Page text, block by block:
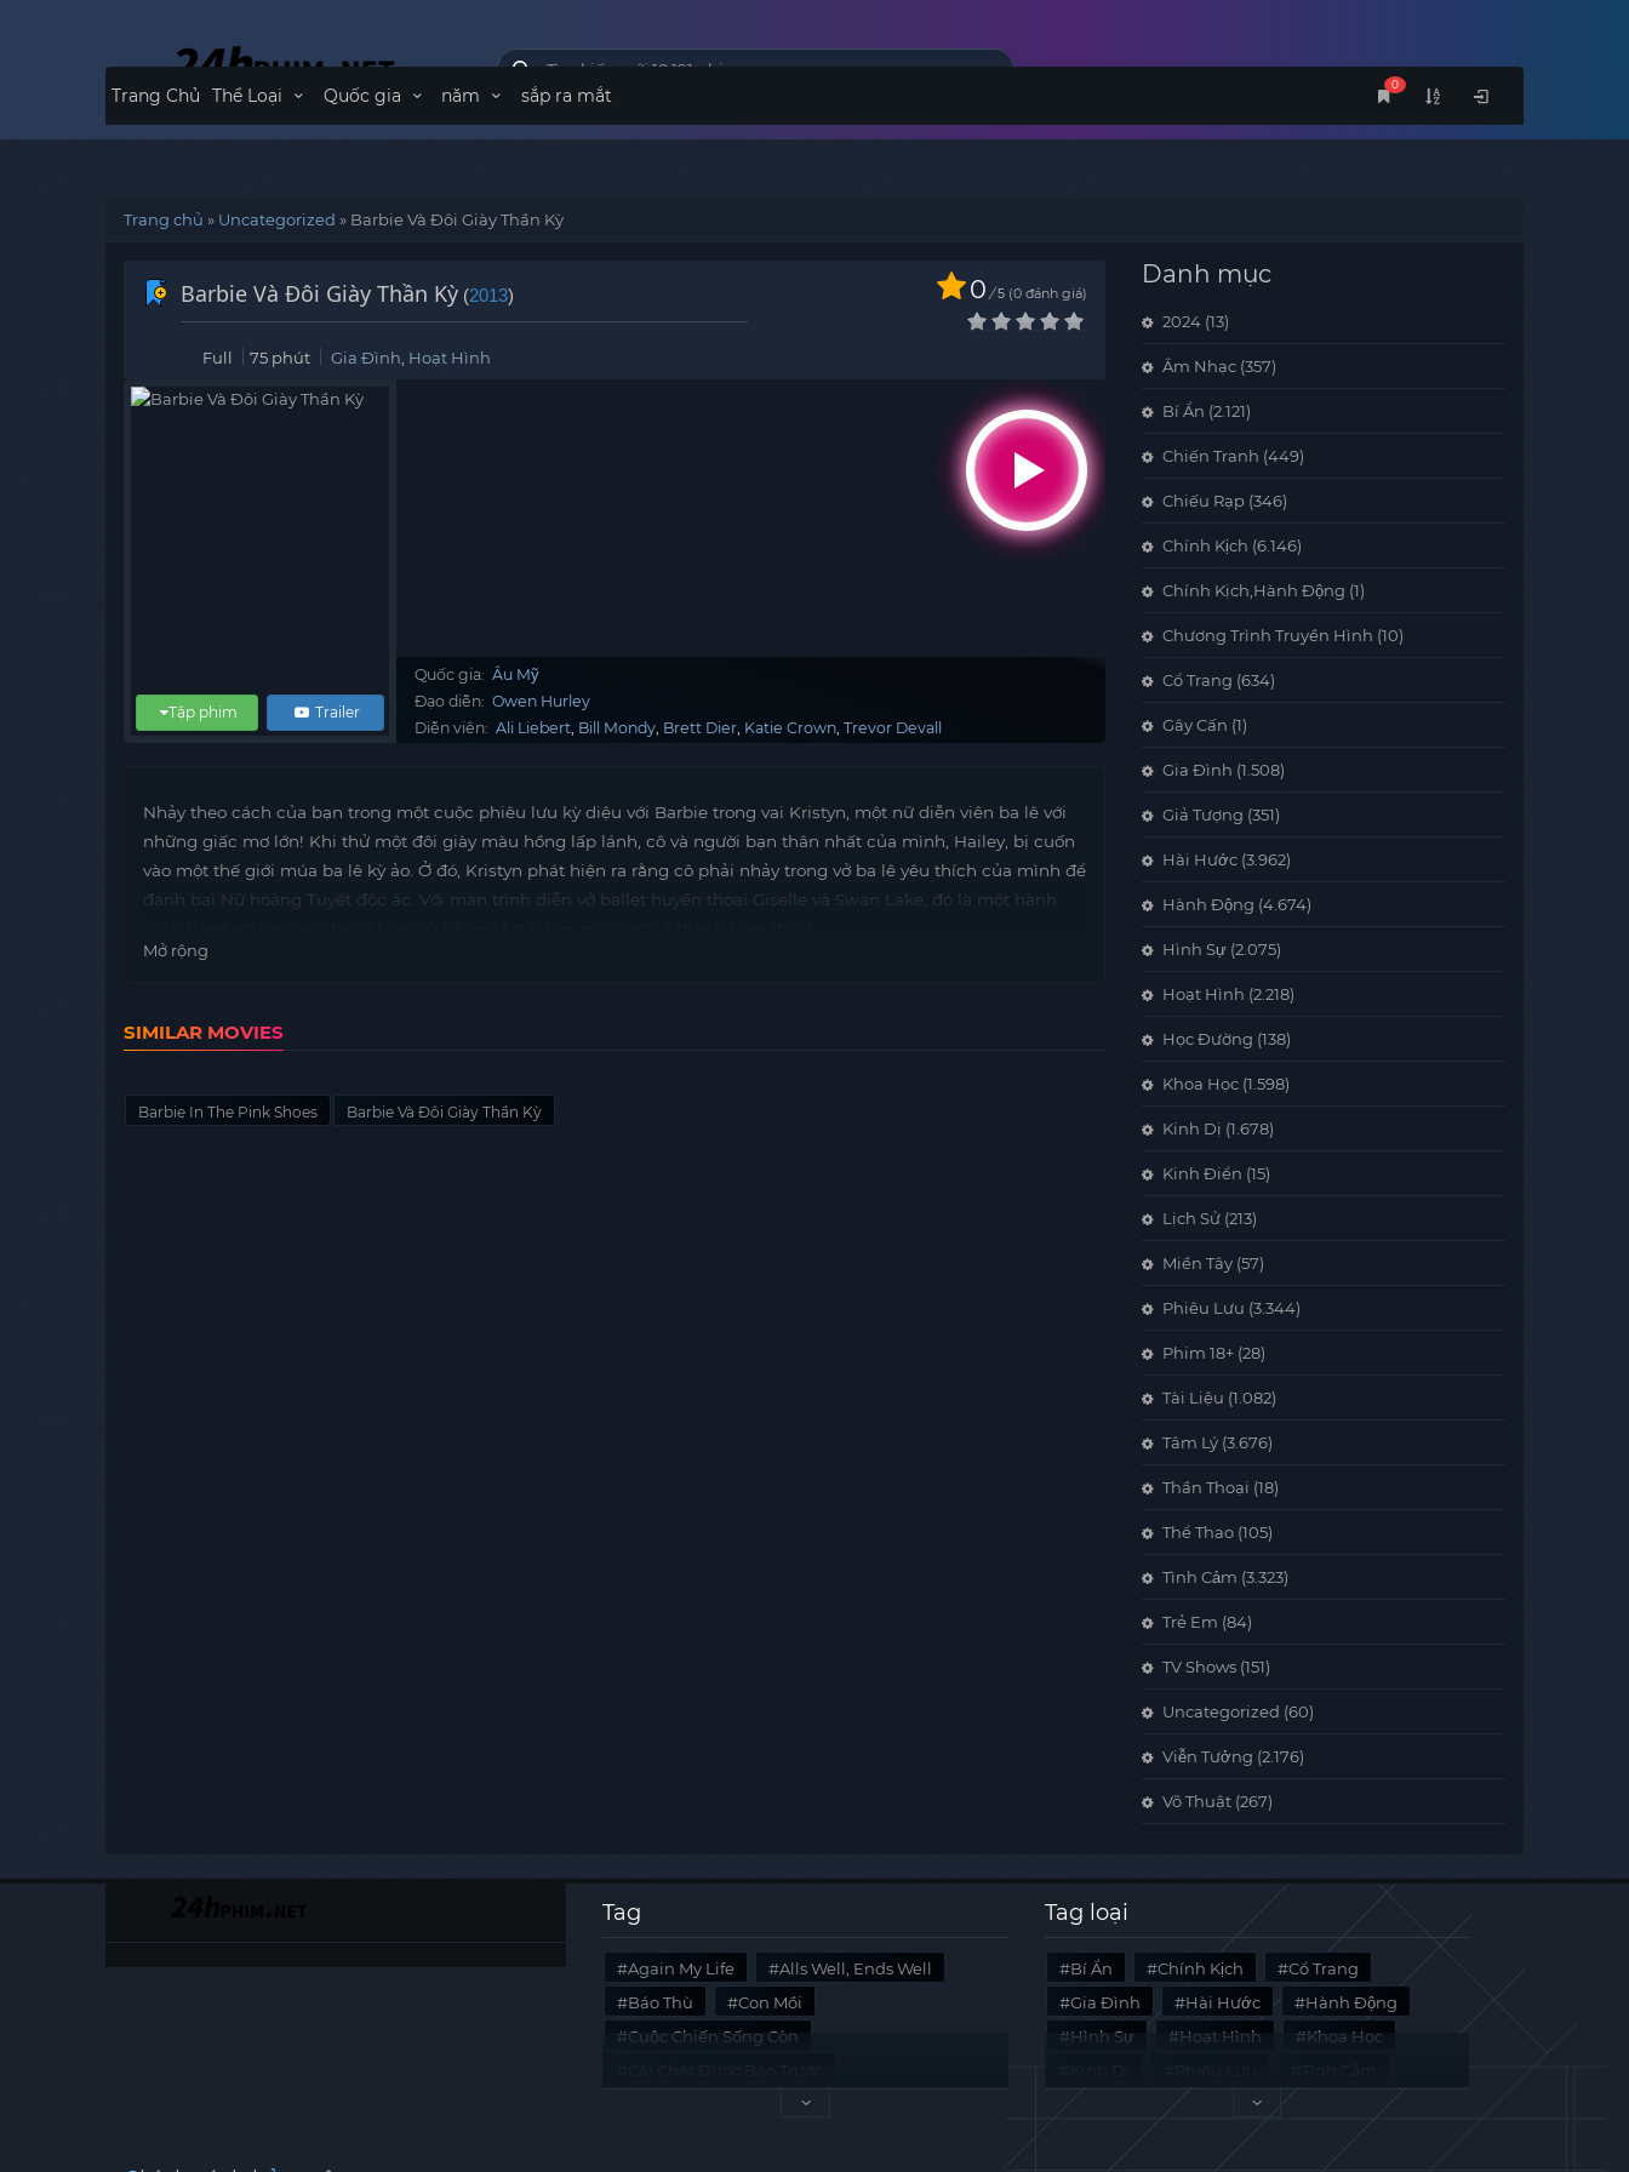
0
Trang Chủ Thể Loại Quốc gia năm sắp ra mắt
Trang chủ » Uncategorized » Barbie Và Đôi Giày Thần Kỳ
Barbie Và Đôi Giày Thần Kỳ (2013) 0 / 5 0 đánh giá
Full 75 phút Gia Đình Hoạt Hình
Trailer
Tập phim
Quốc gia: Âu Mỹ
Đạo diễn: Owen Hurley
Diễn viên: Ali Liebert Bill Mondy Brett Dier Katie Crown Trevor Devall
Nhảy theo cách của bạn trong một cuộc phiêu lưu kỳ diệu với Barbie trong vai Kristyn, một nữ diễn viên ba lê với
những giấc mơ lớn! Khi thử một đôi giày màu hồng lấp lánh, cô và người bạn thân nhất của mình, Hailey, bị cuốn
vào một thế giới múa ba lê kỳ ảo. Ở đó, Kristyn phát hiện ra rằng cô phải nhảy trong vở ba lê yêu thích của mình để
đánh bại Nữ hoàng Tuyết độc ác. Với màn trình diễn vở ballet huyền thoại Giselle và Swan Lake, đó là một hành
Mở rộng
SIMILAR MOVIES
Barbie In The Pink Shoes Barbie Và Đôi Giày Thần Kỳ
Danh mục
2024 (13)
Âm Nhạc (357)
Bí Ẩn (2.121)
Chiến Tranh (449)
Chiếu Rạp (346)
Chính Kịch (6.146)
Chính Kịch,Hành Động (1)
Chương Trình Truyền Hình (10)
Cổ Trang (634)
Gây Cấn (1)
Gia Đình (1.508)
Giả Tượng (351)
Hài Hước (3.962)
Hành Động (4.674)
Hình Sự (2.075)
Hoạt Hình (2.218)
Học Đường (138)
Khoa Học (1.598)
Kinh Dị (1.678)
Kinh Điển (15)
Lịch Sử (213)
Miền Tây (57)
Phiêu Lưu (3.344)
Phim 18+ (28)
Tài Liệu (1.082)
Tâm Lý (3.676)
Thần Thoại (18)
Thể Thao (105)
Tình Cảm (3.323)
Trẻ Em (84)
TV Shows (151)
Uncategorized (60)
Viễn Tưởng (2.176)
Võ Thuật (267)
Tag
Again My Life
Alls Well, Ends Well
Báo Thù
Con Mồi
Cuộc Chiến Sống Còn
Last Summer
Tag loại
Bí Ẩn Chính Kịch
Cổ Trang
Gia Đình
Hài Hước
Hành Động
Hình Sự
Hoạt Hình
Khoa Học
Tài Liệu
Tâm Lý Viễn Tưởng